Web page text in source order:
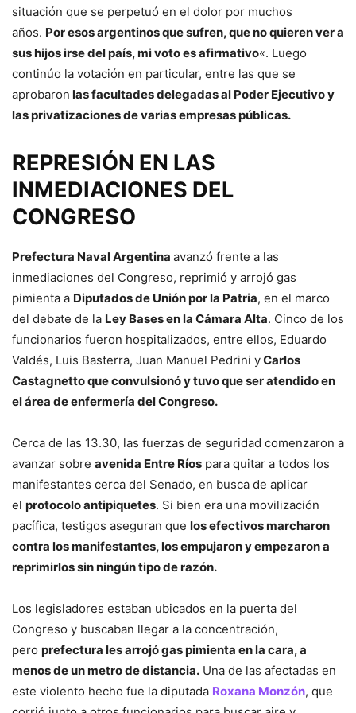
situación que se perpetuó en el dolor por muchos
años. Por esos argentinos que sufren, que no quieren ver a
sus hijos irse del país, mi voto es afirmativo«. Luego
continúo la votación en particular, entre las que se
aprobaron las facultades delegadas al Poder Ejecutivo y
las privatizaciones de varias empresas públicas.
REPRESIÓN EN LAS
INMEDIACIONES DEL
CONGRESO
Prefectura Naval Argentina avanzó frente a las
inmediaciones del Congreso, reprimió y arrojó gas
pimienta a Diputados de Unión por la Patria, en el marco
del debate de la Ley Bases en la Cámara Alta. Cinco de los
funcionarios fueron hospitalizados, entre ellos, Eduardo
Valdés, Luis Basterra, Juan Manuel Pedrini yCarlos
Castagnetto que convulsionó y tuvo que ser atendido en
el área de enfermería del Congreso.
Cerca de las 13.30, las fuerzas de seguridad comenzaron a
avanzar sobre avenida Entre Ríos para quitar a todos los
manifestantes cerca del Senado, en busca de aplicar
el protocolo antipiquetes. Si bien era una movilización
pacífica, testigos aseguran que los efectivos marcharon
contra los manifestantes, los empujaron y empezaron a
reprimirlos sin ningún tipo de razón.
Los legisladores estaban ubicados en la puerta del
Congreso y buscaban llegar a la concentración,
pero prefectura les arrojó gas pimienta en la cara, a
menos de un metro de distancia. Una de las afectadas en
este violento hecho fue la diputada Roxana Monzón, que